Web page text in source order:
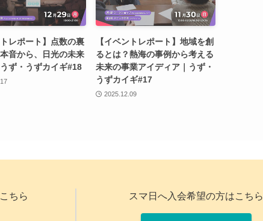
トレポート】点数の裏
音から、日光の未来
ず・うずカイギ#18
【イベントレポート】地域を創
るとは？熱海の事例から考える
未来の事業アイディア｜うず・
うずカイギ#17
2025.12.09
ちら スマ日へ入会希望の方はこちら